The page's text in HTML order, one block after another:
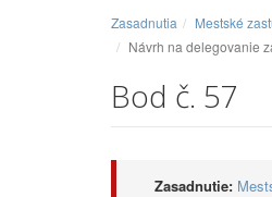
Zasadnutia
Mestské
Návrh na delegovanie
Bod č. 57
Zasadnutie: